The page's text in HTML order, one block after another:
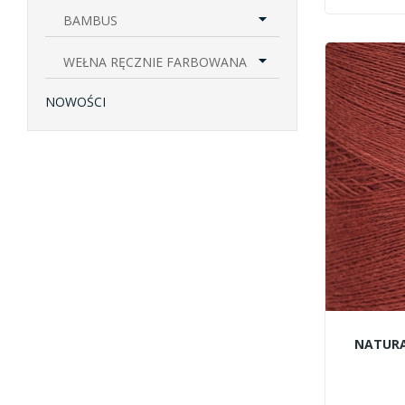
BAMBUS
WEŁNA RĘCZNIE FARBOWANA
NOWOŚCI